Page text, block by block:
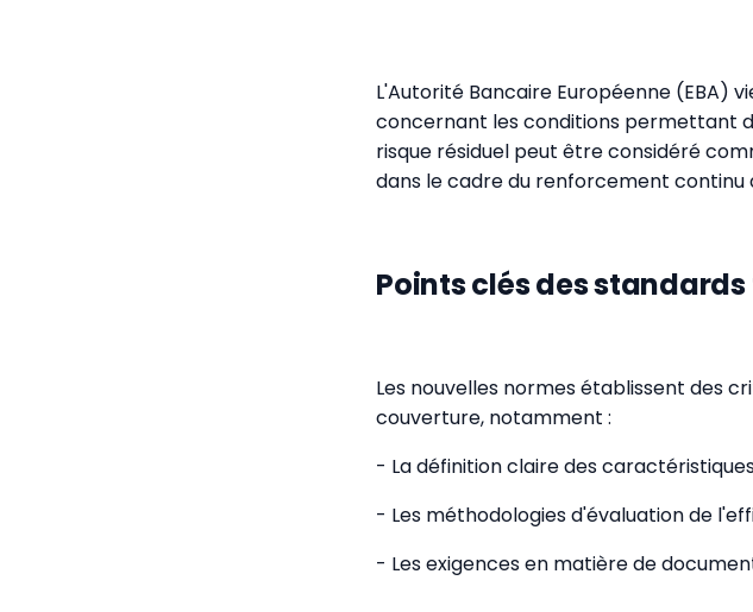
L'Autorité Bancaire Européenne (EBA)
concernant les conditions permettant
risque résiduel peut être considéré
dans le cadre du renforcement continu
Points clés des
Les nouvelles normes établissent des
couverture, notamment :
- La définition claire des
- Les méthodologies d'évaluation de
- Les exigences en matière de